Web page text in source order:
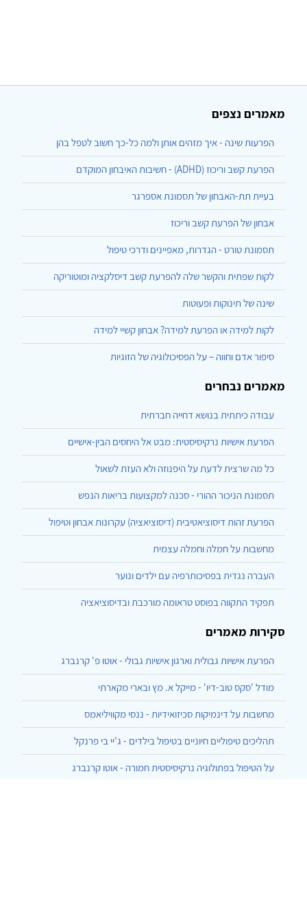
מאמרים נצפים
הפרעות שינה - איך מזהים אותן ולמה כל-כך חשוב לטפל בהן
הפרעת קשב וריכוז (ADHD) - חשיבות האיבחון המוקדם
בעיית תת-האבחון של תסמונת אספרגר
אבחון של הפרעת קשב וריכוז
תסמונת טורט - הגדרות, מאפיינים ודרכי טיפול
לקות שפתית והקשר שלה להפרעת קשב דיסלקציה ומוטוריקה
שינה של תינוקות ופעוטות
לקות למידה או הפרעת למידה? אבחון קשיי למידה
סיפור אדם וחווה – על הפסיכולוגיה של הזוגיות
מאמרים נבחרים
עבודה כיתתית בנושא דחייה חברתית
הפרעת אישיות נרקיסיסטית: מבט אל היחסים הבין-אישיים
כל מה שרצית לדעת על היפנוזה ולא העזת לשאול
תסמונת הניכור ההורי - סכנה למקצועות בריאות הנפש
הפרעת זהות דיסוציאטיבית (דיסוציאציה) עקרונות אבחון וטיפול
מחשבות על חמלה וחמלה עצמית
העברה נגדית בפסיכותרפיה עם ילדים ונוער
תפקיד התקווה בפוסט טראומה מורכבת ובדיסוציאציה
סקירות מאמרים
הפרעת אישיות גבולית וארגון אישיות גבולי - אוטו פ' קרנברג
מודל 'סקס טוב-דיו' - מייקל א. מץ ובארי מקארתי
מחשבות על דינמיקות סכיזואידיות - ננסי מקוויליאמס
תהליכים טיפוליים חיוניים בטיפול בילדים - ג'יי בי פרנקל
על הטיפול בפתולוגיה נרקיסיסטית חמורה - אוטו קרנברג